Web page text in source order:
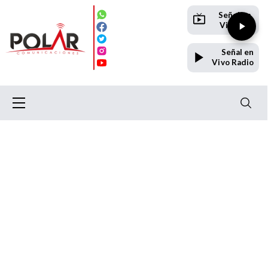
Señal en
Vivo TV
Señal en
Vivo Radio